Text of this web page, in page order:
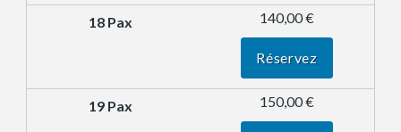
140,00 €
Réservez
150,00 €